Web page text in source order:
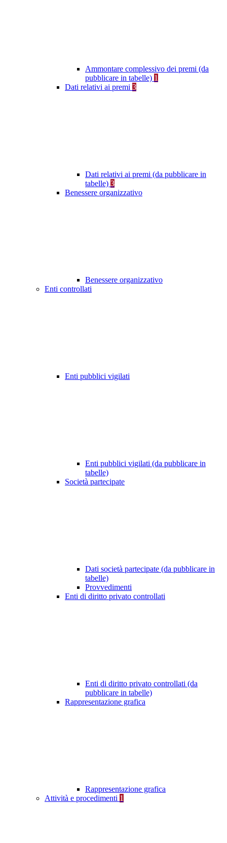
Ammontare complessivo dei premi (da
pubblicare in tabelle) 1
Dati relativi ai premi 3
Dati relativi ai premi (da pubblicare in
tabelle) 3
Benessere organizzativo
Benessere organizzativo
Enti controllati
Enti pubblici vigilati
Enti pubblici vigilati (da pubblicare in
tabelle)
Società partecipate
Dati società partecipate (da pubblicare in
tabelle)
Provvedimenti
Enti di diritto privato controllati
Enti di diritto privato controllati (da
pubblicare in tabelle)
Rappresentazione grafica
Rappresentazione grafica
Attività e procedimenti 1